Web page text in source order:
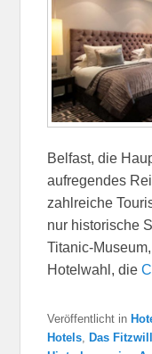
Belfast, die
aufregendes
zahlreiche
nur historische
Titanic-
Hotelwahl, die
Veröffentlicht in
Hotels
Das